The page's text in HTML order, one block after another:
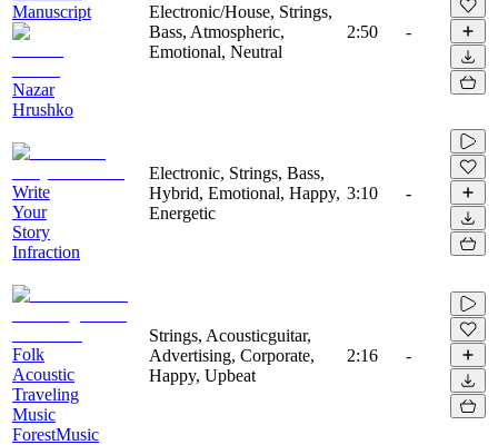
Manuscript
Nazar
Hrushko
Electronic/House, Strings,
Bass, Atmospheric,
Emotional, Neutral
2:50 -
Write
Your
Story
Infraction
Electronic, Strings, Bass,
Hybrid, Emotional, Happy,
Energetic
3:10 -
Folk
Acoustic
Traveling
Music
ForestMusic
Strings, Acousticguitar,
Advertising, Corporate,
Happy, Upbeat
2:16 -